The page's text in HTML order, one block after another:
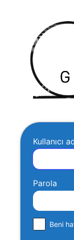
Kullanıcı
Parola
Beni